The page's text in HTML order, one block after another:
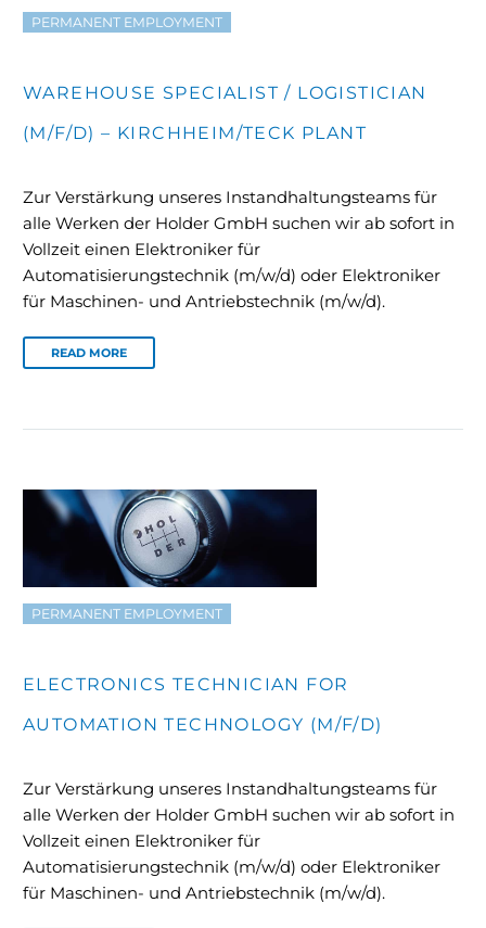
PERMANENT EMPLOYMENT
WAREHOUSE SPECIALIST / LOGISTICIAN
(M/F/D) – KIRCHHEIM/TECK PLANT
Zur Verstärkung unseres Instandhaltungsteams für
alle Werken der Holder GmbH suchen wir ab sofort in
Vollzeit einen Elektroniker für
Automatisierungstechnik (m/w/d) oder Elektroniker
für Maschinen- und Antriebstechnik (m/w/d).
READ MORE
PERMANENT EMPLOYMENT
ELECTRONICS TECHNICIAN FOR
AUTOMATION TECHNOLOGY (M/F/D)
Zur Verstärkung unseres Instandhaltungsteams für
alle Werken der Holder GmbH suchen wir ab sofort in
Vollzeit einen Elektroniker für
Automatisierungstechnik (m/w/d) oder Elektroniker
für Maschinen- und Antriebstechnik (m/w/d).